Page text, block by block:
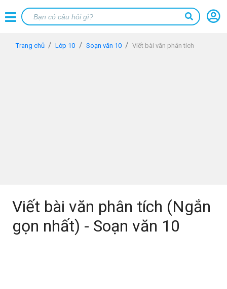
Trang chủ Lớp 10 Soạn văn 10 Viết bài văn phân tích
Viết bài văn phân tích (Ngắn
gọn nhất) - Soạn văn 10